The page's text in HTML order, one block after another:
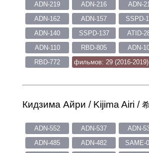
ADN-219 ADN-216 ADN-
ADN-162
ADN-157 SSPD-
ADN-140
SSPD-137 ATID-
ADN-110
RBD-805 ADN-
RBD-772
фильмов: 29 (2016-2019)
Кидзима Айри / Kijima Airi /
ADN-552 ADN-537 ADN-
ADN-485
ADN-482 SAME-